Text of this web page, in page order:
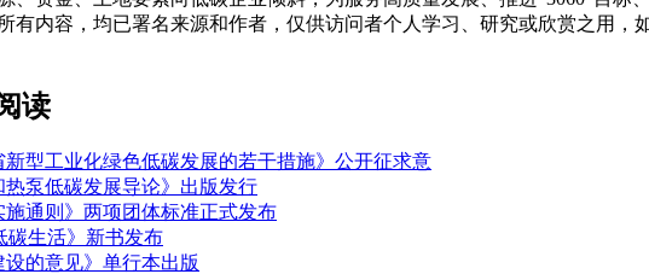
有内容，均已署名来源和作者，仅供访问者个人学习、研究或欣赏之用，
读
型工业化绿色低碳发展的若干措施》公开征求意
泵低碳发展导论》出版发行
施通则》两项团体标准正式发布
碳生活》新书发布
设的意见》单行本出版